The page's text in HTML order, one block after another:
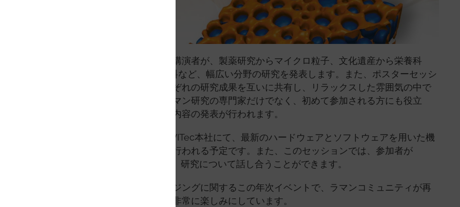
学術界・産業界からの著名な講演者が、製薬研究からマイクロ粒子、文化遺産から栄養科
学、2次元材料から宇宙用材料など、幅広い分野の研究を発表します。また、ポスターセッシ
ョンでは、参加者同士がそれぞれの研究成果を互いに共有し、リラックスした雰囲気の中で
議論することができます。ラマン研究の専門家だけでなく、初めて参加される方にも役立
つ、バラエティに富んだ深い内容の発表が行われます。
この国際会議の3日目には、WITec本社にて、最新のハードウェアとソフトウェアを用いた機
器のデモンストレーションが行われる予定です。また、このセッションでは、参加者が
WITecチームメンバーと直接、研究について話し合うことができます。
主催者一同、分光化学イメージングに関するこの年次イベントで、ラマンコミュニティが再
びウルム市に集結することを非常に楽しみにしています。